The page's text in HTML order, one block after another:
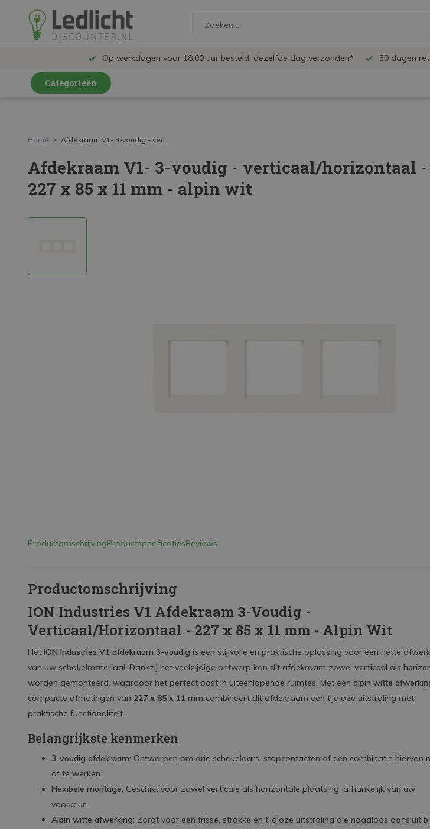
Op werkdagen voor 18:00 uur besteld, dezelfde dag verzonden* 30 dagen
Categorieën
LED Railspots
LED Panelen
LED TL
Home Afdekraam V1- 3-voudig - vert...
Afdekraam V1- 3-voudig - verticaal/horizontaal -
227 x 85 x 11 mm - alpin wit
ProductomschrijvingProductspecificatiesReviews
Productomschrijving
ION Industries V1 Afdekraam 3-Voudig -
Verticaal/Horizontaal - 227 x 85 x 11 mm - Alpin Wit
Het ION Industries V1 afdekraam 3-voudig is een stijlvolle en praktische oplossing voor een nette
van uw schakelmateriaal. Dankzij het veelzijdige ontwerp kan dit afdekraam zowel verticaal als
worden gemonteerd, waardoor het perfect past in uiteenlopende ruimtes. Met een alpin witte
compacte afmetingen van 227 x 85 x 11 mm combineert dit afdekraam een tijdloze uitstraling met
praktische functionaliteit.
Belangrijkste kenmerken
3-voudig afdekraam: Ontworpen om drie schakelaars, stopcontacten of een combinatie hiervan
af te werken.
Flexibele montage: Geschikt voor zowel verticale als horizontale plaatsing, afhankelijk van uw
voorkeur.
Alpin witte afwerking: Zorgt voor een frisse, strakke en tijdloze uitstraling die naadloos aansluit